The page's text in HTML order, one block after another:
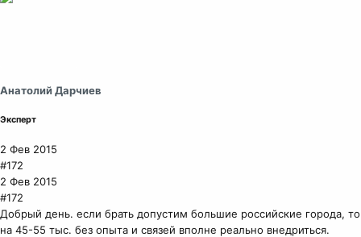
Анатолий Дарчиев
Эксперт
2 Фев 2015
#172
2 Фев 2015
#172
Добрый день. если брать допустим большие российские города, то
на 45-55 тыс. без опыта и связей вполне реально внедриться.